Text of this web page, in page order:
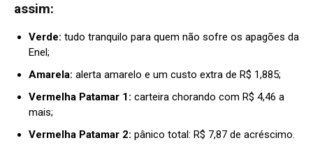
assim:
Verde: tudo tranquilo para quem não sofre os apagões da
Enel;
Amarela: alerta amarelo e um custo extra de R$ 1,885;
Vermelha Patamar 1: carteira chorando com R$ 4,46 a
mais;
Vermelha Patamar 2: pânico total: R$ 7,87 de acréscimo.